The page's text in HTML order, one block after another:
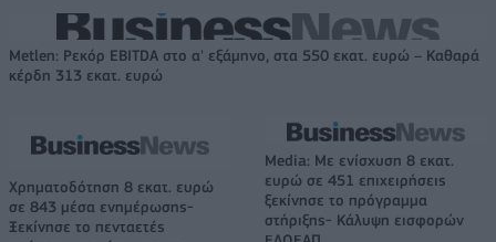
Metlen: Ρεκόρ EBITDA στο α' εξάμηνο, στα 550 εκατ. ευρώ – Καθαρά
κέρδη 313 εκατ. ευρώ
Χρηματοδότηση 8 εκατ. ευρώ
σε 843 μέσα ενημέρωσης-
Ξεκίνησε το πενταετές
Media: Με ενίσχυση 8 εκατ.
ευρώ σε 451 επιχειρήσεις
ξεκίνησε το πρόγραμμα
στήριξης- Κάλυψη εισφορών